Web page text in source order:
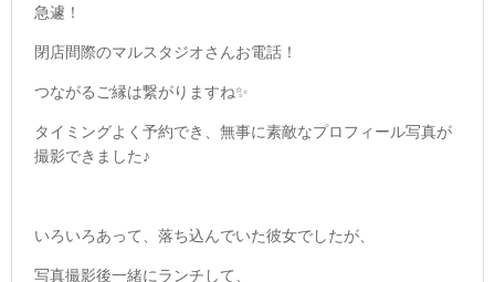
急遽！
閉店間際のマルスタジオさんお電話！
つながるご縁は繋がりますね✨
タイミングよく予約でき、無事に素敵なプロフィール写真が
撮影できました♪
いろいろあって、落ち込んでいた彼女でしたが、
写真撮影後一緒にランチして、